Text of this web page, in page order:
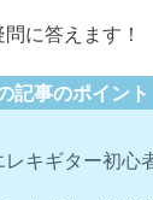
に答えます！
記事のポイント
レキギター初心